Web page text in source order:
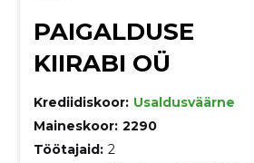
PAIGALDUSE
KIIRABI OÜ
Krediidiskoor: Usaldusväärne
Maineskoor: 2290
Töötajaid: 2